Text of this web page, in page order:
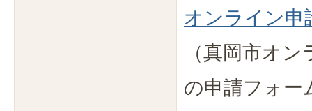
オンライン申
（真岡市オ
の申請フォー